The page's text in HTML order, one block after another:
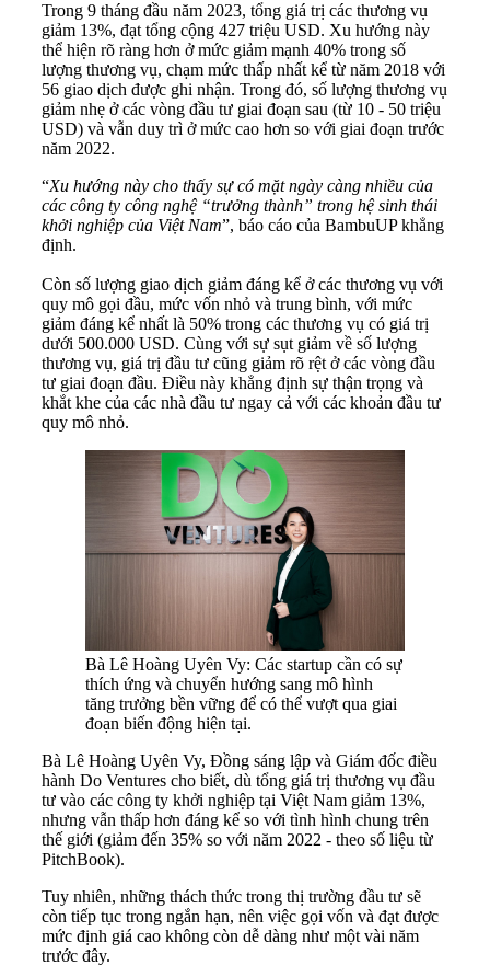
Trong 9 tháng đầu năm 2023, tổng giá trị các thương vụ
giảm 13%, đạt tổng cộng 427 triệu USD. Xu hướng này
thể hiện rõ ràng hơn ở mức giảm mạnh 40% trong số
lượng thương vụ, chạm mức thấp nhất kể từ năm 2018 với
56 giao dịch được ghi nhận. Trong đó, số lượng thương vụ
giảm nhẹ ở các vòng đầu tư giai đoạn sau (từ 10 - 50 triệu
USD) và vẫn duy trì ở mức cao hơn so với giai đoạn trước
năm 2022.
“Xu hướng này cho thấy sự có mặt ngày càng nhiều của
các công ty công nghệ “trưởng thành” trong hệ sinh thái
khởi nghiệp của Việt Nam”, báo cáo của BambuUP khẳng
định.
Còn số lượng giao dịch giảm đáng kể ở các thương vụ với
quy mô gọi đầu, mức vốn nhỏ và trung bình, với mức
giảm đáng kể nhất là 50% trong các thương vụ có giá trị
dưới 500.000 USD. Cùng với sự sụt giảm về số lượng
thương vụ, giá trị đầu tư cũng giảm rõ rệt ở các vòng đầu
tư giai đoạn đầu. Điều này khẳng định sự thận trọng và
khắt khe của các nhà đầu tư ngay cả với các khoản đầu tư
quy mô nhỏ.
Bà Lê Hoàng Uyên Vy: Các startup cần có sự
thích ứng và chuyển hướng sang mô hình
tăng trưởng bền vững để có thể vượt qua giai
đoạn biến động hiện tại.
Bà Lê Hoàng Uyên Vy, Đồng sáng lập và Giám đốc điều
hành Do Ventures cho biết, dù tổng giá trị thương vụ đầu
tư vào các công ty khởi nghiệp tại Việt Nam giảm 13%,
nhưng vẫn thấp hơn đáng kể so với tình hình chung trên
thế giới (giảm đến 35% so với năm 2022 - theo số liệu từ
PitchBook).
Tuy nhiên, những thách thức trong thị trường đầu tư sẽ
còn tiếp tục trong ngắn hạn, nên việc gọi vốn và đạt được
mức định giá cao không còn dễ dàng như một vài năm
trước đây.